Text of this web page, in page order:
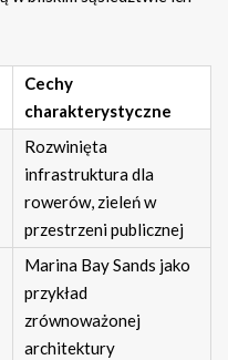
Cechy
charakterystyczne
Rozwinięta
infrastruktura dla
rowerów, zieleń w
przestrzeni publicznej
Marina Bay Sands jako
przykład
zrównoważonej
architektury